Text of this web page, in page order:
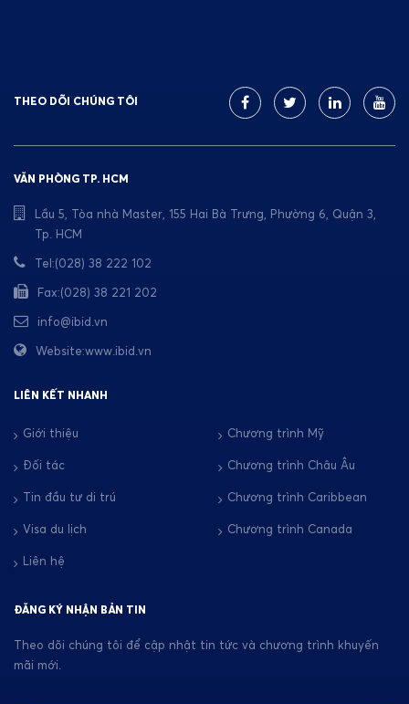
THEO DÕI CHÚNG TÔI
VĂN PHÒNG TP. HCM
Lầu 5, Tòa nhà Master, 155 Hai Bà Trưng, Phường 6, Quận 3,
Tp. HCM
Tel:(028) 38 222 102
Fax:(028) 38 221 202
info@ibid.vn
Website:www.ibid.vn
LIÊN KẾT NHANH
Giới thiệu Chương trình Mỹ
Đối tác Chương trình Châu Âu
Tin đầu tư di trú Chương trình Caribbean
Visa du lịch Chương trình Canada
Liên hệ
ĐĂNG KÝ NHẬN BẢN TIN
Theo dõi chúng tôi để cập nhật tin tức và chương trình khuyến
mãi mới.